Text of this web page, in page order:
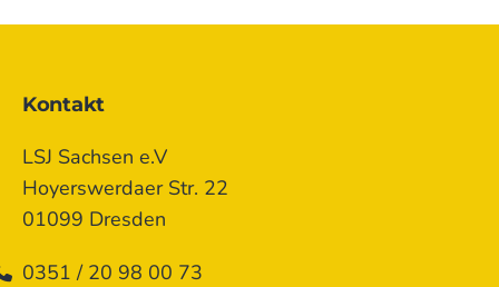
Kontakt
LSJ Sachsen e.V
Hoyerswerdaer Str. 22
01099 Dresden
0351 / 20 98 00 73